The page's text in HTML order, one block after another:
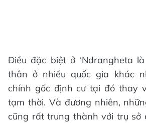
Điều đặc biệt ở ‘Ndrangheta
thân ở nhiều quốc gia khác
chính gốc định cư tại đó thay
tạm thời. Và đương nhiên,
cũng rất trung thành với trụ sở